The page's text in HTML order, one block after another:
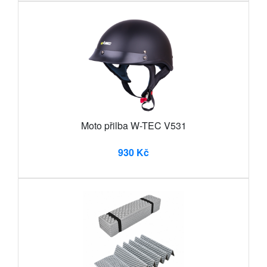
Moto přilba W-TEC V531
930 Kč